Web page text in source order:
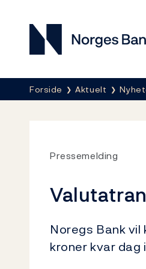
Norges Bank
Her er du nå:
Forside Aktuelt
Pressemelding
Noregs Bank
kroner kvar